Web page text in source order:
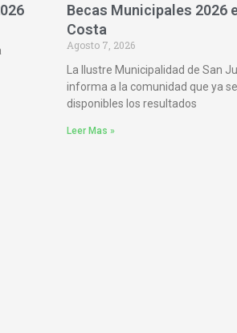
Becas Municipales 2026
Costa
Agosto 7, 2026
La Ilustre Municipalidad de San
informa a la comunidad que ya
disponibles los resultados
Leer Mas »